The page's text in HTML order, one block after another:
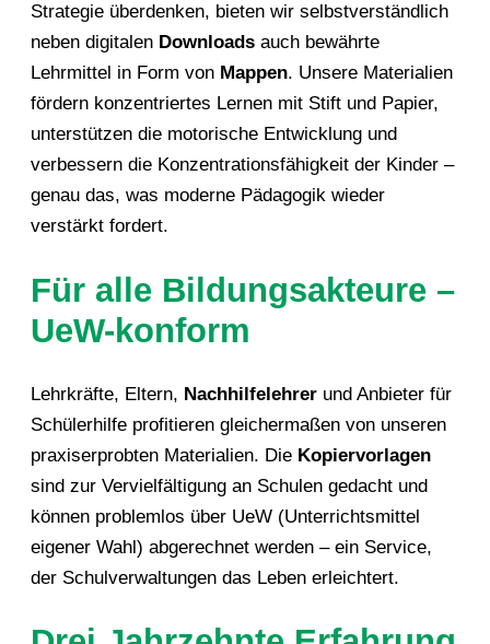
Strategie überdenken, bieten wir selbstverständlich
neben digitalen Downloads auch bewährte
Lehrmittel in Form von Mappen. Unsere Materialien
fördern konzentriertes Lernen mit Stift und Papier,
unterstützen die motorische Entwicklung und
verbessern die Konzentrationsfähigkeit der Kinder –
genau das, was moderne Pädagogik wieder
verstärkt fordert.
Für alle Bildungsakteure –
UeW-konform
Lehrkräfte, Eltern, Nachhilfelehrer und Anbieter für
Schülerhilfe profitieren gleichermaßen von unseren
praxiserprobten Materialien. Die Kopiervorlagen
sind zur Vervielfältigung an Schulen gedacht und
können problemlos über UeW (Unterrichtsmittel
eigener Wahl) abgerechnet werden – ein Service,
der Schulverwaltungen das Leben erleichtert.